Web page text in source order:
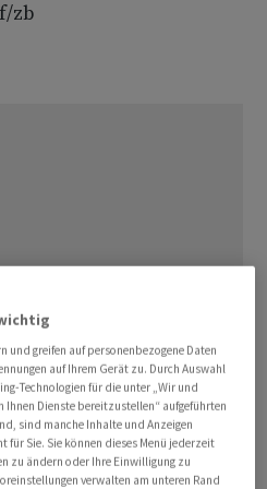
zb
und greifen auf personenbezogene Daten
auf Ihrem Gerät zu. Durch Auswahl
Technologien für die unter „Wir und
Ihnen Dienste bereitzustellen“ aufgeführten
sind manche Inhalte und Anzeigen
für Sie. Sie können dieses Menü jederzeit
zu ändern oder Ihre Einwilligung zu
verwalten am unteren Rand